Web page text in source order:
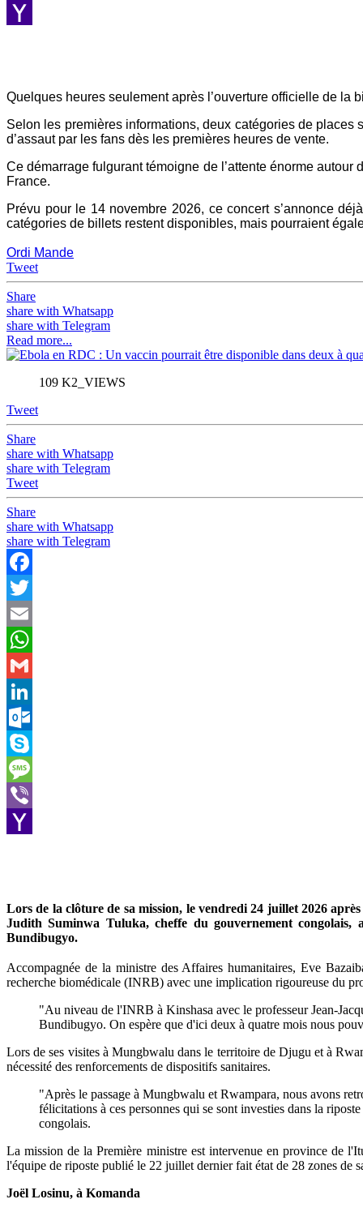
Viber
Quelques heures seulement après l’ouverture officielle de la
Selon les premières informations, deux catégories de places
d’assaut par les fans dès les premières heures de vente.
Ce démarrage fulgurant témoigne de l’attente énorme
France.
Prévu pour le 14 novembre 2026, ce concert s’annonce
catégories de billets restent disponibles, mais pourraient
Ordi Mande
Tweet
Share
share with Whatsapp
share with Telegram
Read more...
109 K2_VIEWS
Tweet
Share
share with Whatsapp
share with Telegram
Tweet
Share
share with Whatsapp
share with Telegram
Facebook
Twitter
Email
WhatsApp
Gmail
LinkedIn
Outlook.com
Skype
Message
Viber
Lors de la clôture de sa mission, le vendredi 24 juillet 2026
Judith Suminwa Tuluka, cheffe du gouvernement congolais,
Bundibugyo.
Accompagnée de la ministre des Affaires humanitaires, Eve
recherche biomédicale (INRB) avec une implication rigoureuse du
"Au niveau de l'INRB à Kinshasa avec le professeur Jean-
Bundibugyo. On espère que d'ici deux à quatre mois nous
Lors de ses visites à Mungbwalu dans le territoire de Djugu et à
nécessité des renforcements de dispositifs sanitaires.
"Après le passage à Mungbwalu et Rwampara, nous avons
félicitations à ces personnes qui se sont investies dans la
congolais.
La mission de la Première ministre est intervenue en province de
l'équipe de riposte publié le 22 juillet dernier fait état de 28 zones de
Joël Losinu, à Komanda